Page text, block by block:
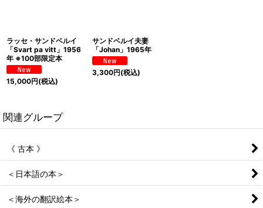
ラッセ・サンドベルイ
「Svart pa vitt」1956
年 ※100部限定本
15,000円(税込)
サンドベルイ夫妻
「Johan」1965年
3,300円(税込)
関連グループ
《 古本 》
＜日本語の本＞
＜海外の翻訳絵本＞